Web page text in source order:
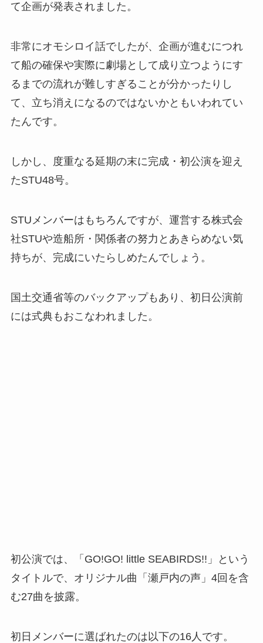
て企画が発表されました。
非常にオモシロイ話でしたが、企画が進むにつれ
て船の確保や実際に劇場として成り立つようにす
るまでの流れが難しすぎることが分かったりし
て、立ち消えになるのではないかともいわれてい
たんです。
しかし、度重なる延期の末に完成・初公演を迎え
たSTU48号。
STUメンバーはもちろんですが、運営する株式会
社STUや造船所・関係者の努力とあきらめない気
持ちが、完成にいたらしめたんでしょう。
国土交通省等のバックアップもあり、初日公演前
には式典もおこなわれました。
初公演では、「GO!GO! little SEABIRDS!!」という
タイトルで、オリジナル曲「瀬戸内の声」4回を含
む27曲を披露。
初日メンバーに選ばれたのは以下の16人です。